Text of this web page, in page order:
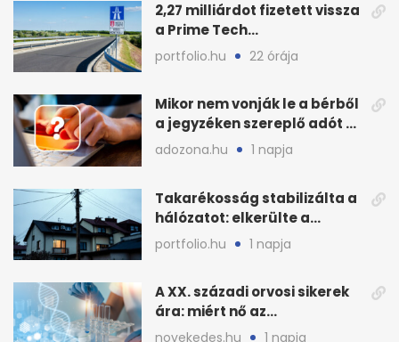
2,27 milliárdot fizetett vissza
a Prime Tech
Magántőkealap az
államnak
portfolio.hu 22 órája
Mikor nem vonják le a bérből
a jegyzéken szereplő adót és
járulékot?
adozona.hu 1 napja
Takarékosság stabilizálta a
hálózatot: elkerülte a
sötétséget Magyarország
portfolio.hu 1 napja
A XX. századi orvosi sikerek
ára: miért nő az
egészségügy súlya?
novekedes.hu 1 napja